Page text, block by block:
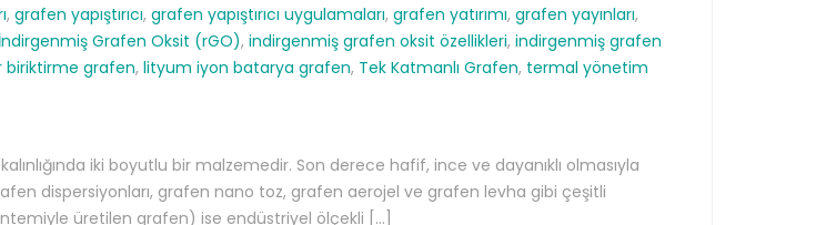
, grafen yapıştırıcı, grafen yapıştırıcı uygulamaları, grafen yatırımı, grafen yayınları,
İndirgenmiş Grafen Oksit (rGO), indirgenmiş grafen oksit özellikleri, indirgenmiş grafen
biriktirme grafen, lityum iyon batarya grafen, Tek Katmanlı Grafen, termal yönetim
iki boyutlu bir malzemedir. Son derece hafif, ince ve dayanıklı olmasıyla
dispersiyonları, grafen nano toz, grafen aerojel ve grafen levha gibi çeşitli
üretilen grafen) ise endüstriyel ölçekli […]